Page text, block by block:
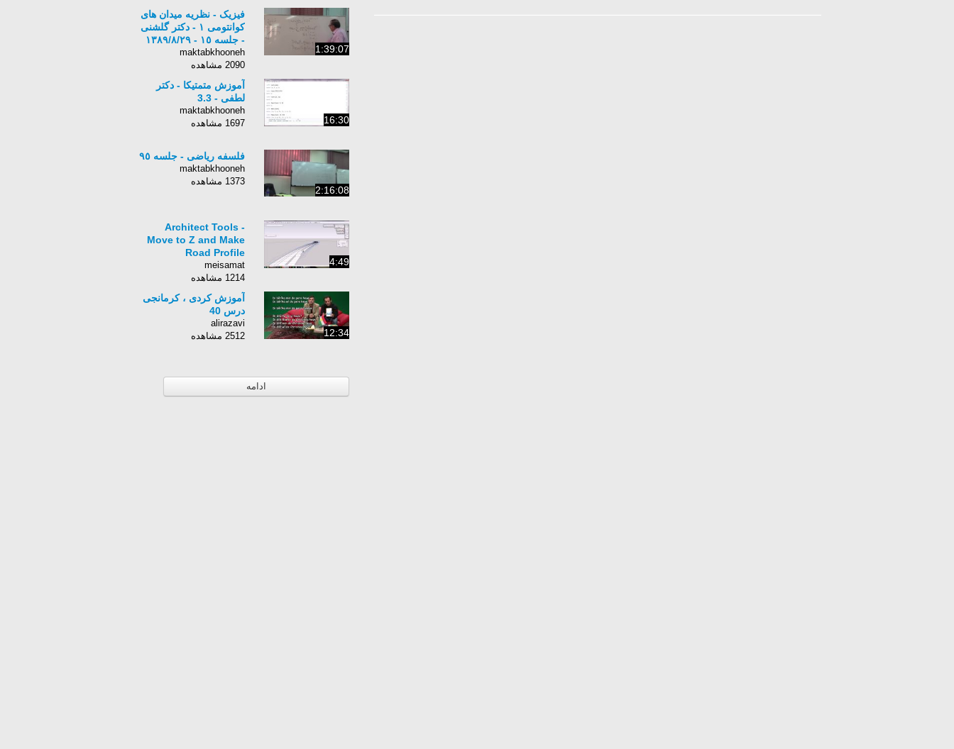
1:39:07
فیزیک - نظریه میدان های
كوانتومی ١ - دکتر گلشنی
- جلسه ١٥ - ١٣٨٩/٨/٢٩
maktabkhooneh
2090 مشاهده
16:30
آموزش متمتیکا - دکتر
لطفی - 3.3
maktabkhooneh
1697 مشاهده
2:16:08
فلسفه ریاضی - جلسه ٩٥
maktabkhooneh
1373 مشاهده
4:49
Architect Tools -
Move to Z and Make
Road Profile
meisamat
1214 مشاهده
12:34
آموزش کردی ، کرمانجی
درس 40
alirazavi
2512 مشاهده
ادامه